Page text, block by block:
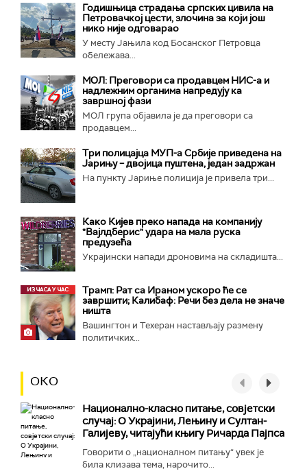
Годишњица страдања српских цивила на
Петровачкој цести, злочина за који још
нико није одговарао
У месту Јањила код Босанског Петровца
обележава...
МОЛ: Преговори са продавцем НИС-а и
надлежним органима напредују ка
завршној фази
МОЛ група објавила је да преговори са
продавцем...
Три полицајца МУП-а Србије приведена на
Јарињу – двојица пуштена, један задржан
На пункту Јариње полиција је привела три...
Како Кијев преко напада на компанију
"Вајлдберис" удара на мала руска
предузећа
Украјински напади дроновима на складишта...
Трамп: Рат са Ираном ускоро ће се
завршити; Калибаф: Речи без дела не значе
ништа
Вашингтон и Техеран настављају размену
политичких...
ОКО
Национално-класнo питање, совјетски
случај: О Украјини, Лењину и Султан-
Галијеву, читајући књигу Ричарда Пајпса
Говорити о „националном питању“ увек је
била клизава тема, нарочито...